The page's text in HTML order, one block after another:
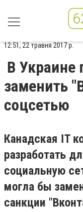
12:51, 22 травня 2017 р.
В Украине
заменить
соцсетью
Канадская IT
разработать
социальную
могла бы
санкции